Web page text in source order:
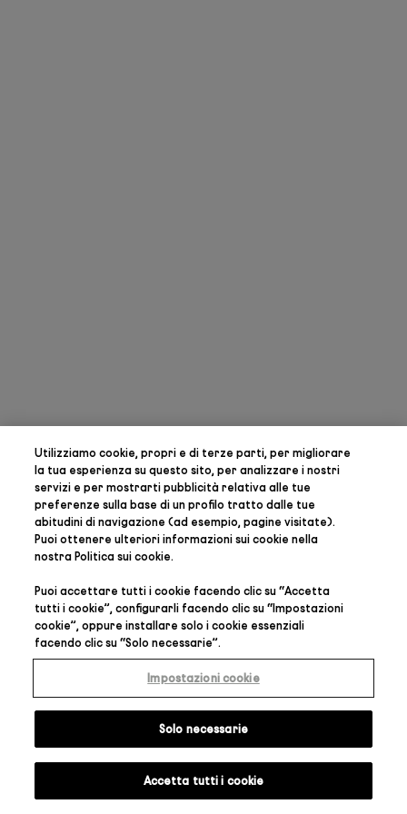
Utilizziamo cookie, propri e di terze parti, permigliorare
la tua esperienza su questo sito, per analizzare i nostri
servizi e per mostrarti pubblicità relativa alle tue
preferenze sulla base di un profilo tratto dalle tue
abitudini di navigazione (ad esempio, pagine visitate).
Puoi ottenere ulteriori informazioni sui cookie nella
nostraPolitica sui cookie.
Puoi accettare tutti i cookie facendo clic su “Accetta
tutti i cookie”, configurarli facendo clic su “Impostazioni
cookie”, oppure installare solo i cookie essenziali
facendo clic su “Solo necessarie”.
Impostazioni cookie
Solo necessarie
Accetta tutti i cookie